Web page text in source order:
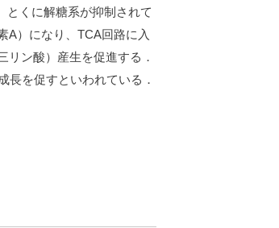
とくに解糖系が抑制されて
A）になり、TCA回路に入
ン酸）産生を促進する．
長を促すといわれている．